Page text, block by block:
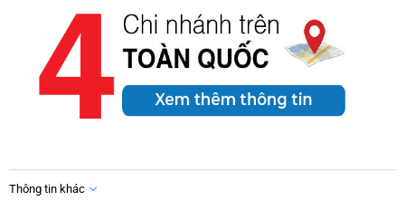
Thông tin khác